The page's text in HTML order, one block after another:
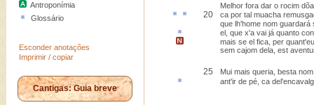
Antroponímia
Glossário
Esconder anotações
Imprimir / copiar
Cantigas: Guia breve
Melhor fora dar o rocim
20 ca por tal muacha
que lh'home nom guardará
el, que x'a vai já quanto
mais se el fica, per
sem cajom dela, est
25
Mui mais queria, besta
ant'ir de pé, ca